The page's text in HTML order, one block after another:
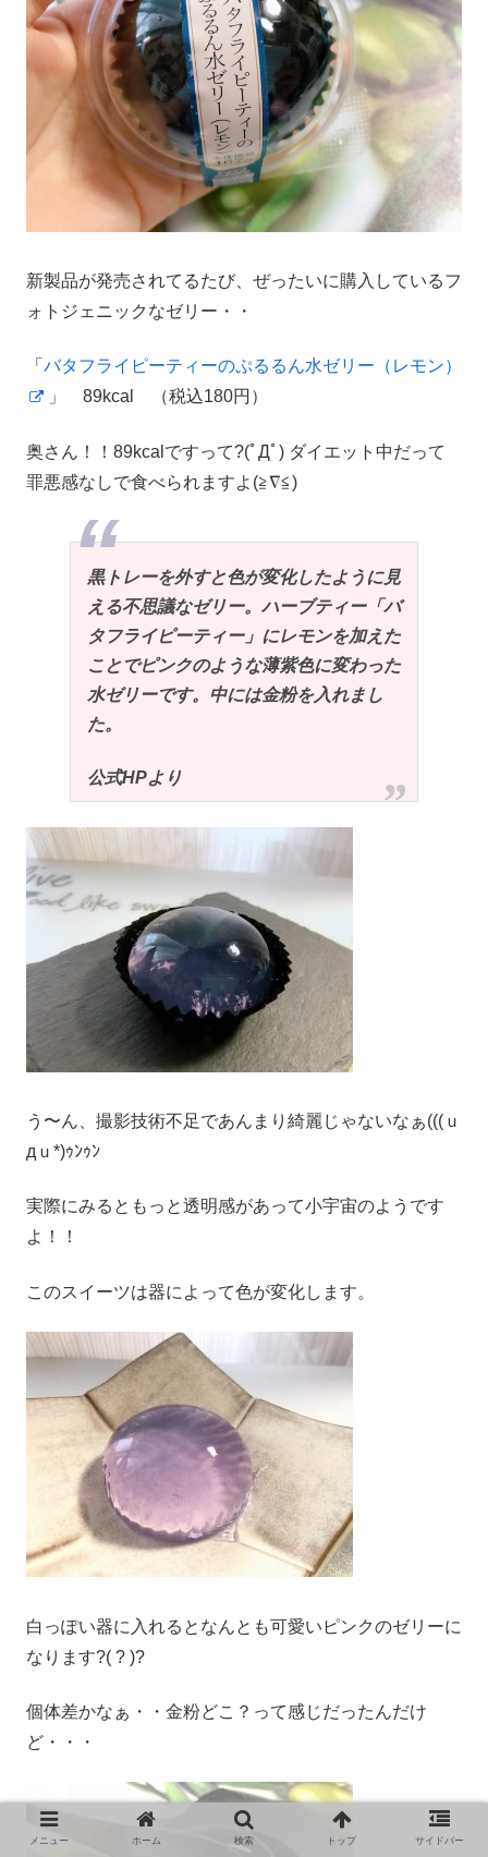
新製品が発売されてるたび、ぜったいに購入しているフ
ォトジェニックなゼリー・・
「 バタフライピーティーのぷるるん水ゼリー（レモン）
」 89kcal （税込180円）
奥さん！！89kcalですって?(ﾟДﾟ) ダイエット中だって
罪悪感なしで食べられますよ(≧∇≦)
黒トレーを外すと色が変化したように見
える不思議なゼリー。ハーブティー「バ
タフライピーティー」にレモンを加えた
ことでピンクのような薄紫色に変わった
水ゼリーです。中には金粉を入れまし
た。
公式HPより
う〜ん、撮影技術不足であんまり綺麗じゃないなぁ(((ｕ
дｕ*)ｩﾝｩﾝ
実際にみるともっと透明感があって小宇宙のようです
よ！！
このスイーツは器によって色が変化します。
白っぽい器に入れるとなんとも可愛いピンクのゼリーに
なります?( ? )?
個体差かなぁ・・金粉どこ？って感じだったんだけ
ど・・・
メニュー ホーム 検索 トップ サイドバー